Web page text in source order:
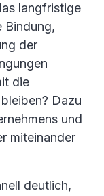
langfristige
Bindung,
der
die
Dazu
und
miteinander
deutlich,